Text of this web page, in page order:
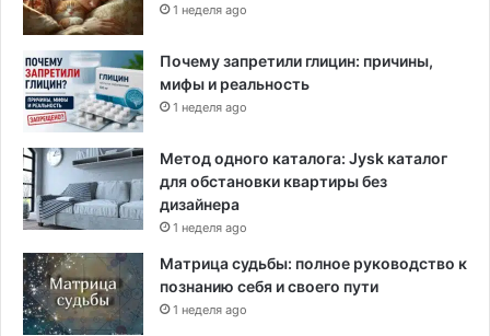
1 неделя ago
Почему запретили глицин: причины,
мифы и реальность
1 неделя ago
Метод одного каталога: Jysk каталог
для обстановки квартиры без
дизайнера
1 неделя ago
Матрица судьбы: полное руководство к
познанию себя и своего пути
1 неделя ago